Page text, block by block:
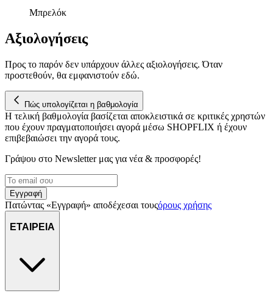
μας επεξεργαζόμαστε προσωπικά σας δεδομένα, π.χ. τη
για να αποθηκεύουμε και να έχουμε πρόσβαση σε πληροφορίες
στη συσκευή σας, με σκοπό την προβολή εξατομικευμένων
διαφημίσεων και περιεχομένου, τις μετρήσεις σχετικά με
διαφημίσεις και περιεχόμενο, την καλύτερη εικόνα του κοινού
μας και την ανάπτυξη προϊόντων. Επίσης, κοινοποιούμε
πληροφορίες σχετικά με την από μέρους σας χρήση της
τοποθεσίας μας στους συνεργάτες μέσων κοινωνικής
δικτύωσης, διαφημίσεων και ανάλυσης.
Μπρελόκ
Αξιολογήσεις
Προς το παρόν δεν υπάρχουν άλλες αξιολογήσεις. Όταν
προστεθούν, θα εμφανιστούν εδώ.
Πώς υπολογίζεται η βαθμολογία
Η τελική βαθμολογία βασίζεται αποκλειστικά σε κριτικές χρηστών
που έχουν πραγματοποιήσει αγορά μέσω SHOPFLIX ή έχουν
επιβεβαιώσει την αγορά τους.
Γράψου στο Νewsletter μας για νέα & προσφορές!
Εγγραφή
Πατώντας «Εγγραφή» αποδέχεσαι τουςόρους χρήσης
ΕΤΑΙΡΕΙΑ